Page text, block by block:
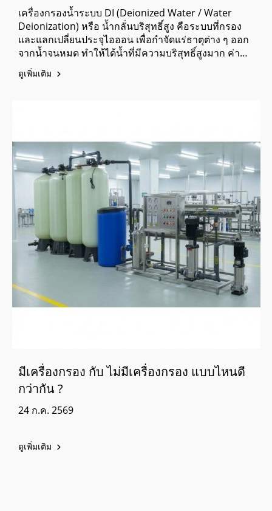
เครื่องกรองน้ำระบบ DI (Deionized Water / Water
Deionization) หรือ น้ำกลั่นบริสุทธิ์สูง คือระบบที่กรอง
และแลกเปลี่ยนประจุไอออน เพื่อกำจัดแร่ธาตุต่าง ๆ ออก
จากน้ำจนหมด ทำให้ได้น้ำที่มีความบริสุทธิ์สูงมาก ค่า
การนำไฟฟ้า (Conductivity) ต่ำ และความต้านทาน
ไฟฟ้า (Resistivity) สูงเครื่องกรองน้ำระบบ DI จึงเหมาะ
ดูเพิ่มเติม
มีเครื่องกรอง กับ ไม่มีเครื่องกรอง แบบไหนดี
กว่ากัน ?
24 ก.ค. 2569
ดูเพิ่มเติม